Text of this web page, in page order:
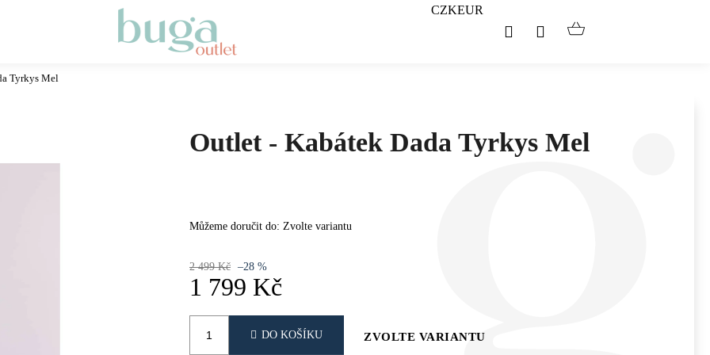
CZKEUR
Hledat PřihlášeníNákupní
Tyrkys Mel
Outlet - Kabátek Dada Tyrkys Mel
Můžeme doručit do: Zvolte variantu
2 499 Kč –28 %
1 799 Kč
DO KOŠÍKU
ZVOLTE VARIANTU
Co potřebujete najít?
HLEDAT